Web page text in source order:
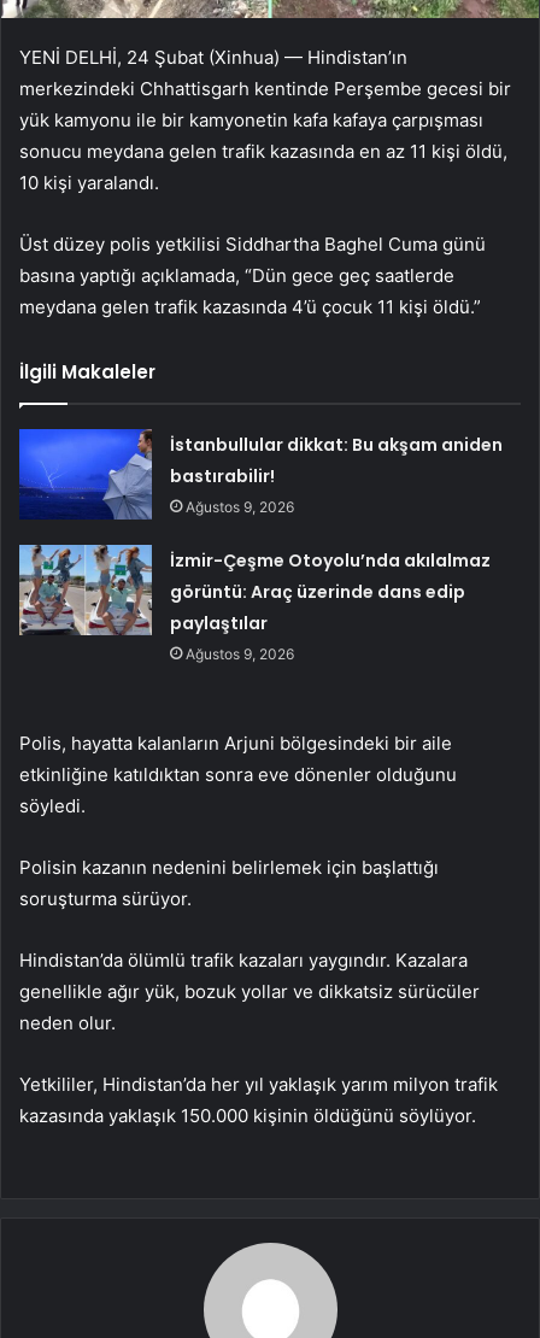
YENİ DELHİ, 24 Şubat (Xinhua) — Hindistan’ın
merkezindeki Chhattisgarh kentinde Perşembe gecesi bir
yük kamyonu ile bir kamyonetin kafa kafaya çarpışması
sonucu meydana gelen trafik kazasında en az 11 kişi öldü,
10 kişi yaralandı.
Üst düzey polis yetkilisi Siddhartha Baghel Cuma günü
basına yaptığı açıklamada, “Dün gece geç saatlerde
meydana gelen trafik kazasında 4’ü çocuk 11 kişi öldü.”
İlgili Makaleler
İstanbullular dikkat: Bu akşam aniden
bastırabilir!
Ağustos 9, 2026
İzmir-Çeşme Otoyolu’nda akılalmaz
görüntü: Araç üzerinde dans edip
paylaştılar
Ağustos 9, 2026
Polis, hayatta kalanların Arjuni bölgesindeki bir aile
etkinliğine katıldıktan sonra eve dönenler olduğunu
söyledi.
Polisin kazanın nedenini belirlemek için başlattığı
soruşturma sürüyor.
Hindistan’da ölümlü trafik kazaları yaygındır. Kazalara
genellikle ağır yük, bozuk yollar ve dikkatsiz sürücüler
neden olur.
Yetkililer, Hindistan’da her yıl yaklaşık yarım milyon trafik
kazasında yaklaşık 150.000 kişinin öldüğünü söylüyor.